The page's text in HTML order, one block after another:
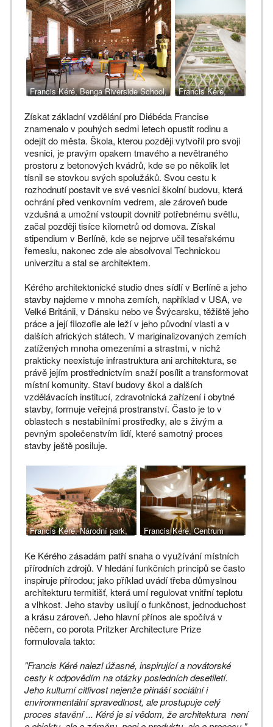
Francis Kéré, Benga Riverside School,
Francis Kéré,
shromáždění,
Burkina Faso
Získat základní vzdělání pro Diébéda Francise
znamenalo v pouhých sedmi letech opustit rodinu a
odejít do města. Škola, kterou později vytvořil pro svoji
vesnici, je pravým opakem tmavého a nevětraného
prostoru z betonových kvádrů, kde se po několik let
tísnil se stovkou svých spolužáků. Svou cestu k
rozhodnutí postavit ve své vesnici školní budovu, která
ochrání před venkovním vedrem, ale zároveň bude
vzdušná a umožní vstoupit dovnitř potřebnému světlu,
začal později tisíce kilometrů od domova. Získal
stipendium v Berlíně, kde se nejprve učil tesařskému
řemeslu, nakonec zde ale absolvoval Technickou
univerzitu a stal se architektem.
Kérého architektonické studio dnes sídlí v Berlíně a jeho
stavby najdeme v mnoha zemích, například v USA, ve
Velké Británii, v Dánsku nebo ve Švýcarsku, těžiště jeho
práce a její filozofie ale leží v jeho původní vlasti a v
dalších afrických státech. V mariginalizovaných zemích
zatížených mnoha omezeními a strastmi, v nichž
prakticky neexistuje infrastruktura ani architektura, se
právě jejím prostřednictvím snaží posílit a transformovat
místní komunity. Staví budovy škol a dalších
vzdělávacích institucí, zdravotnická zařízení i obytné
stavby, formuje veřejná prostranství. Často je to v
oblastech s nestabilními prostředky, ale s živým a
pevným společenstvím lidí, které samotný proces
stavby ještě posiluje.
Francis Kéré, Národní park,
Francis Kéré, Centrum
Ke Kérého zásadám patří snaha o využívání místních
přírodních zdrojů. V hledání funkčních principů se často
inspiruje přírodou; jako příklad uvádí třeba důmyslnou
architekturu termitišť, která umí regulovat vnitřní teplotu
a vlhkost. Jeho stavby usilují o funkčnost, jednoduchost
a krásu zároveň. Jeho hlavní přínos ale spočívá v
něčem, co porota Pritzker Architecture Prize
formulovala takto:
"Francis Kéré nalezl úžasné, inspirující a novátorské
cesty k odpovědím na otázky posledních desetiletí.
Jeho kulturní citlivost nejenže přináší sociální i
environmentální spravedlnost, ale prostupuje celý
proces stavění ... Kéré je si vědom, že architektura není